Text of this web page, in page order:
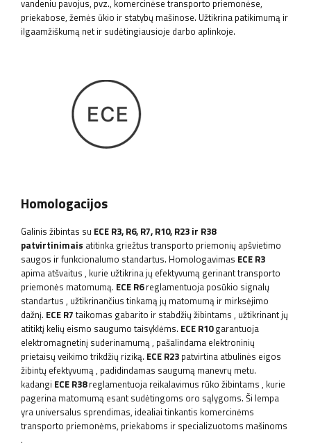
vandeniu pavojus, pvz., komercinėse transporto priemonėse,
priekabose, žemės ūkio ir statybų mašinose. Užtikrina patikimumą ir
ilgaamžiškumą net ir sudėtingiausioje darbo aplinkoje.
Homologacijos
Galinis žibintas su ECE R3, R6, R7, R10, R23 ir R38
patvirtinimais atitinka griežtus transporto priemonių apšvietimo
saugos ir funkcionalumo standartus. Homologavimas ECE R3
apima atšvaitus , kurie užtikrina jų efektyvumą gerinant transporto
priemonės matomumą. ECE R6reglamentuoja posūkio signalų
standartus , užtikrinančius tinkamą jų matomumą ir mirksėjimo
dažnį. ECE R7 taikomas gabarito ir stabdžių žibintams , užtikrinant jų
atitiktį kelių eismo saugumo taisyklėms. ECE R10garantuoja
elektromagnetinį suderinamumą, pašalindama elektroninių
prietaisų veikimo trikdžių riziką. ECE R23 patvirtina atbulinės eigos
žibintų efektyvumą, padidindamas saugumą manevrų metu.
kadangi ECE R38reglamentuoja reikalavimus rūko žibintams , kurie
pagerina matomumą esant sudėtingoms oro sąlygoms. Ši lempa
yra universalus sprendimas, idealiai tinkantis komercinėms
transporto priemonėms, priekaboms ir specializuotoms mašinoms
.